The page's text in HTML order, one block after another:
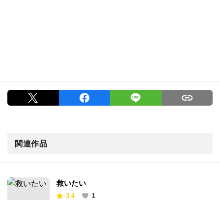
関連作品
救いたい
3.4
1